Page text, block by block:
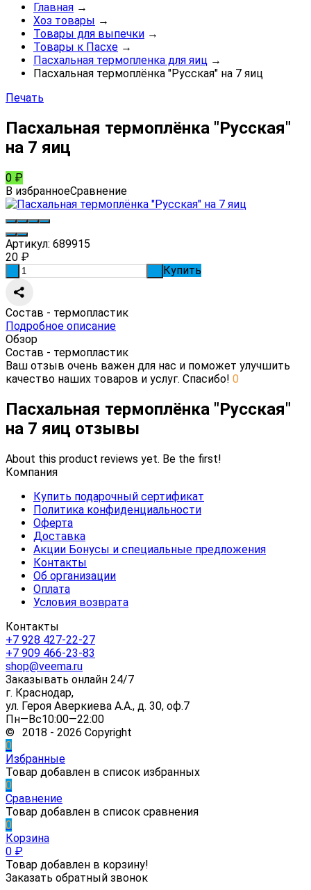
Главная →
Хоз товары →
Товары для выпечки →
Товары к Пасхе →
Пасхальная термопленка для яиц →
Пасхальная термоплёнка "Русская" на 7 яиц
Печать
Пасхальная термоплёнка "Русская"
на 7 яиц
0 ₽
В избранноеСравнение
Артикул: 689915
20 ₽
Купить
Состав - термопластик
Подробное описание
Обзор
Состав - термопластик
Ваш отзыв очень важен для нас и поможет улучшить
качество наших товаров и услуг. Спасибо! 0
Пасхальная термоплёнка "Русская"
на 7 яиц отзывы
About this product reviews yet. Be the first!
Компания
Купить подарочный сертификат
Политика конфиденциальности
Оферта
Доставка
Акции Бонусы и специальные предложения
Контакты
Об организации
Оплата
Условия возврата
Контакты
+7 928 427-22-27
+7 909 466-23-83
shop@veema.ru
Заказывать онлайн 24/7
г. Краснодар,
ул. Героя Аверкиева А.А., д. 30, оф.7
Пн—Вс10:00—22:00
© 2018 - 2026 Copyright
0
Избранные
Товар добавлен в список избранных
0
Сравнение
Товар добавлен в список сравнения
0
Корзина
0 ₽
Товар добавлен в корзину!
Заказать обратный звонок